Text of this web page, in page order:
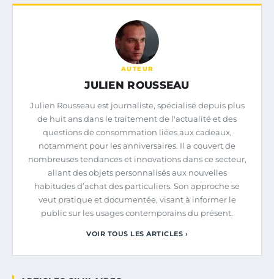
AUTEUR
JULIEN ROUSSEAU
Julien Rousseau est journaliste, spécialisé depuis plus
de huit ans dans le traitement de l'actualité et des
questions de consommation liées aux cadeaux,
notamment pour les anniversaires. Il a couvert de
nombreuses tendances et innovations dans ce secteur,
allant des objets personnalisés aux nouvelles
habitudes d’achat des particuliers. Son approche se
veut pratique et documentée, visant à informer le
public sur les usages contemporains du présent.
VOIR TOUS LES ARTICLES ›